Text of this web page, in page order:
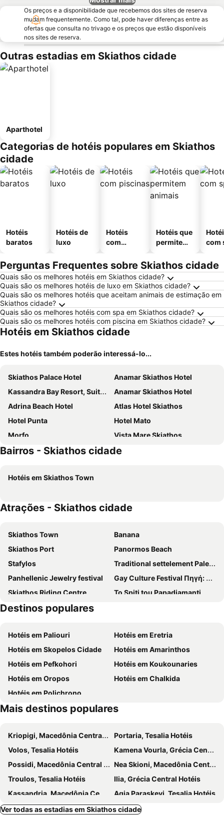
Os preços e a disponibilidade que recebemos dos sites de reserva
mudam frequentemente. Como tal, pode haver diferenças entre as
ofertas que consulta no trivago e os preços que estão disponíveis
nos sites de reserva.
Outras estadias em Skiathos cidade
Aparthotel
Categorias de hotéis populares em Skiathos
cidade
Hotéis
baratos
Hotéis de
luxo
Hotéis
com
Hotéis que
permitem
com
Perguntas Frequentes sobre Skiathos cidade
Quais são os melhores hotéis em Skiathos cidade?
Quais são os melhores hotéis de luxo em Skiathos cidade?
Quais são os melhores hotéis que aceitam animais de estimação em
Skiathos cidade?
Quais são os melhores hotéis com spa em Skiathos cidade?
Quais são os melhores hotéis com piscina em Skiathos cidade?
Hotéis em Skiathos cidade
Estes hotéis também poderão interessá-lo...
Skiathos Palace Hotel
Anamar Skiathos Hotel
Kassandra Bay Resort, Suites & Spa
Anamar Skiathos Hotel
Adrina Beach Hotel
Atlas Hotel Skiathos
Hotel Punta
Hotel Mato
Morfo
Vista Mare Skiathos
Atrium Hotel
Elivi Skiathos
Hotel Akti
Skiathos Avaton Suites & Villas, Philian Hotels and Resorts
Skiathos Living
Hotel Paradise
Cape Kanapitsa Hotel & Suites
Kanapitsa Mare Hotel
Radisson Resort Plaza Skiathos
Villa Nefeli
Natura Luxury Skopelos
Panormos Beach Hotel Skopelos
La Piscine Art Hotel, Philian Hotels and Resorts
Vigles Sea View, Philian Hotels and Resorts
Capella Skiathos Town
Pension Pineapple
Tsopela
Up Hill Unique Boutique Hotel
Maria Ss Greece
Mitsa
Skiathos Thalassa Cape, Philian Hotels and Resorts
Vassilias Beach Hotel
Petra Nera Skiathos, Philian Hotels & Resorts
Astoria Hotel
Flisvos Beachfront Apartments
Bairros - Skiathos cidade
Hotéis em Skiathos Town
Atrações - Skiathos cidade
Skiathos Town
Banana
Skiathos Port
Panormos Beach
Stafylos
Traditional settelement Paleo Trikeri-Panagia
Panhellenic Jewelry festival
Gay Culture Festival Πηγή: www.lifo.gr
Skiathos Riding Centre
To Spiti tou Papadiamanti
Bourtzi
Melani
Papa Nero
Agria
Vassilias
Monastery of Virgin of Ikonistrias or Kounistras
The Monastery of the Annunciation of Virgin Mary
Κatounia
Destinos populares
Hotéis em Paliouri
Hotéis em Eretria
Hotéis em Skopelos Cidade
Hotéis em Amarinthos
Hotéis em Pefkohori
Hotéis em Koukounaries
Hotéis em Oropos
Hotéis em Chalkida
Hotéis em Polichrono
Mais destinos populares
Kriopigi, Macedônia Central Hotéis
Portaria, Tesalia Hotéis
Volos, Tesalia Hotéis
Kamena Vourla, Grécia Central Hotéis
Possidi, Macedônia Central Hotéis
Nea Skioni, Macedônia Central Hotéis
Troulos, Tesalia Hotéis
Ilia, Grécia Central Hotéis
Kassandria, Macedônia Central Hotéis
Agia Paraskevi, Tesalia Hotéis
Vasilias, Tesalia Hotéis
Neo Klima, Tesalia Hotéis
Ver todas as estadias em Skiathos cidade